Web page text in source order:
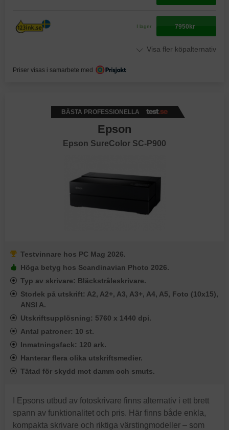
I lager 7950kr
Visa fler köpalternativ
Priser visas i samarbete med
BÄSTA PROFESSIONELLA
Epson
Epson SureColor SC-P900
Testvinnare hos PC Mag 2026.
Höga betyg hos Scandinavian Photo 2026.
Typ av skrivare: Bläckstråleskrivare.
Storlek på utskrift: A2, A2+, A3, A3+, A4, A5, Foto (10x15),
ANSI A.
Utskriftsupplösning: 5760 x 1440 dpi.
Antal patroner: 10 st.
Inmatningsfack: 120 ark.
Hanterar flera olika utskriftsmedier.
Tätad för skydd mot damm och smuts.
I Epsons utbud av fotoskrivare finns alternativ i ett brett
spann av funktionalitet och pris. Här finns både enkla,
kompakta skrivare och riktiga värstingmodeller – som